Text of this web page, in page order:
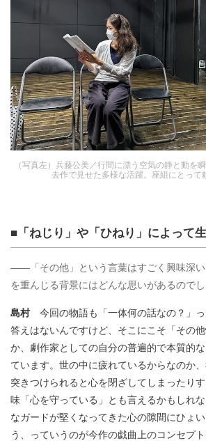
（写真左）兵藤公美／行間に漂う空気の静と動を
去作で見せた多様な活躍。座組にとって
■「ねじり」や「ひねり」によって
――「その他」という言葉はすごく興味深い
を重んじる背景にはどんな思いがあるので
島村今回の物語も「一体何の話なの？」っ
答えはないんですけど、そこにこそ「その
か、劇作家としての自分の普遍的で本質的
ています。世の中に疲れているからなのか
突きつけられると心を閉ざしてしまったり
味「心を守っている」とも言えるかもしれ
なガードが堅くなってきた心の隙間にひょ
う、っていうのが今作の戯曲上のコンセプ